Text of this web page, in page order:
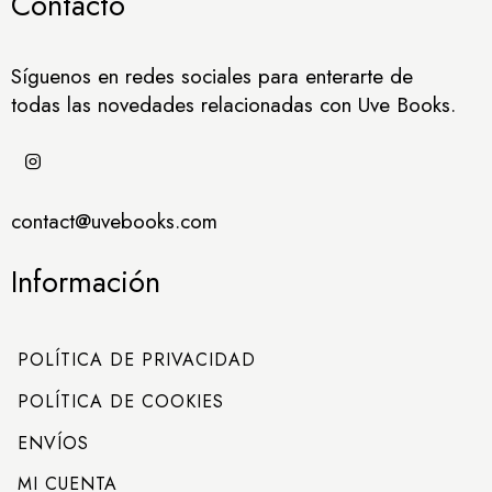
Síguenos en redes sociales para enterarte de
todas las novedades relacionadas con Uve Books.
contact@uvebooks.com
Información
POLÍTICA DE PRIVACIDAD
POLÍTICA DE COOKIES
ENVÍOS
MI CUENTA